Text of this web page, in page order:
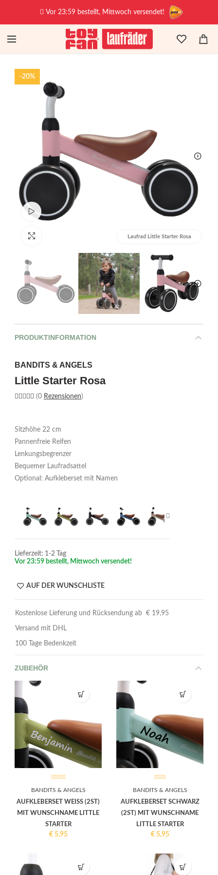
Vor 23:59 bestellt, Mittwoch versendet!
-20%
Laufrad Little Starter Rosa
Produktvideo ansehen
PRODUKTINFORMATION
BANDITS & ANGELS
Little Starter Rosa
(0 Rezensionen)
Sitzhöhe 22 cm
Pannenfreie Reifen
Lenkungsbegrenzer
Bequemer Laufradsattel
Optional: Aufkleberset mit Namen
Lieferzeit: 1-2 Tag
Vor 23:59 bestellt, Mittwoch versendet!
AUF DER WUNSCHLISTE
Kostenlose Lieferung und Rücksendung ab € 19,95
Versand mit DHL
100 Tage Bedenkzeit
ZUBEHÖR
BANDITS & ANGELS
AUFKLEBERSET WEISS (2ST) M
IT WUNSCHNAME LITTLE S
TARTER
€ 5,95
BANDITS & ANGELS
AUFKLEBERSET SCHWARZ
(2ST) MIT WUNSCHNAME
LITTLE STARTER
€ 5,95